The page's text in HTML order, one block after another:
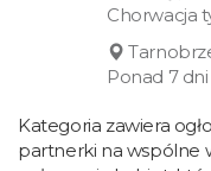
Chorwacja
Ponad 7
Kategoria zawiera
partnerki na wspólne